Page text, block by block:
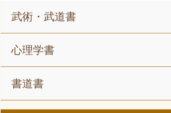
武術・武道書
心理学書
書道書